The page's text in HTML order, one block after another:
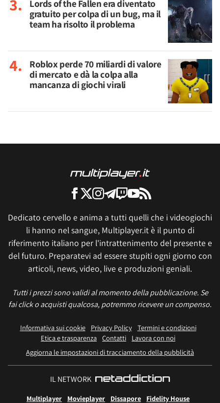
Lords of the Fallen era diventato
gratuito per colpa di un bug, ma il
team ha risolto il problema
Roblox perde 70 miliardi di valore
di mercato e dà la colpa alla
mancanza di giochi virali
Dedicato cervello e anima a tutti quelli che i videogiochi
li hanno nel sangue, Multiplayer.it è il punto di
riferimento italiano per l'intrattenimento del presente e
del futuro. Preparatevi ad essere stupiti ogni giorno con
articoli, news, video, live e produzioni geniali.
Tutti i prezzi sono validi al momento della pubblicazione. Se
fai click o acquisti qualcosa, potremmo ricevere un compenso.
Informativa sui cookie Privacy Policy
Termini e condizioni
Etica e trasparenza Contatti
Lavora con noi
Aggiorna le impostazioni di tracciamento della pubblicità
IL NETWORK
Multiplayer Movieplayer Dissapore Fidelity House